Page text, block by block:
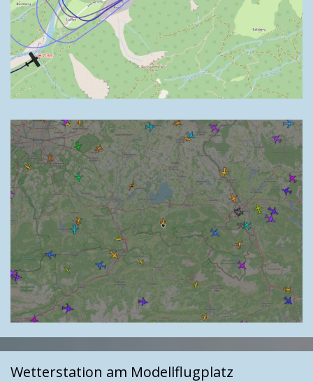
Wetterstation am Modellflugplatz